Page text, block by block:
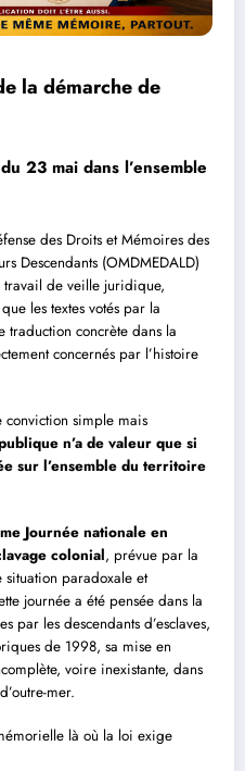
la démarche de
23 mai dans l’ensemble
des Droits et Mémoires des
Descendants (OMDMEDALD)
travail de veille juridique,
les textes votés par la
traduction concrète dans la
concernés par l’histoire
conviction simple mais
n’a de valeur que si
sur l’ensemble du territoire
Journée nationale en
colonial, prévue par la
paradoxale et
journée a été pensée dans la
par les descendants d’esclaves,
de 1998, sa mise en
voire inexistante, dans
mer.
là où la loi exige